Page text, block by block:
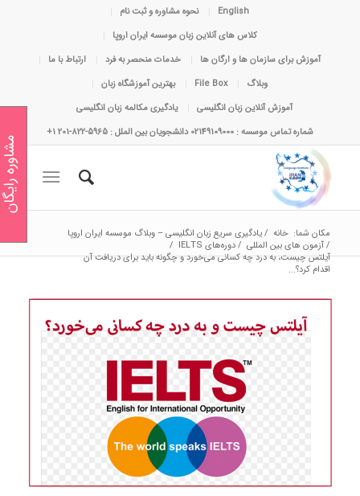
English
نحوه مشاوره و ثبت نام
کلاس های آنلاین زبان موسسه ایران اروپا
آموزش برای سازمان ها و ارگان ها
خدمات منحصر به فرد
ارتباط با ما
وبلاگ
File Box
بهترین آموزشگاه زبان
آموزش آنلاین زبان انگلیسی
یادگیری مکالمه زبان انگلیسی
شماره تماس موسسه : 02149109000 دانشجویان بین الملل : 5965-822-201 1+
مکان شما: خانه / یادگیری سریع زبان انگلیسی – وبلاگ موسسه ایران اروپا
/ آزمون های بین المللی / دوره‌های IELTS
/
آیلتس چیست، به درد چه کسانی می‌خورد و چگونه باید برای دریافت آن
اقدام کرد؟...